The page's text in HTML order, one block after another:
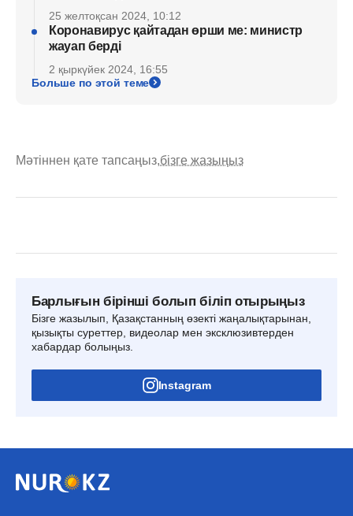
25 желтоқсан 2024, 10:12
Коронавирус қайтадан өрши ме: министр
жауап берді
2 қыркүйек 2024, 16:55
Больше по этой теме
Мәтіннен қате тапсаңыз,бізге жазыңыз
Барлығын бірінші болып біліп отырыңыз
Бізге жазылып, Қазақстанның өзекті жаңалықтарынан,
қызықты суреттер, видеолар мен эксклюзивтерден
хабардар болыңыз.
Instagram